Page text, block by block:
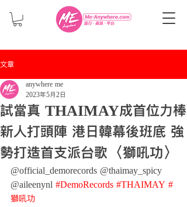
文章
試當真 THAIMAY成首位力棒
新人打頭陣 港日韓幕後班底 強
勢打造首支派台歌〈獅吼功〉
anywhere me
2023年5月2日
@official_demorecords @thaimay_spicy
@aileenynl #DemoRecords #THAIMAY #
獅吼功